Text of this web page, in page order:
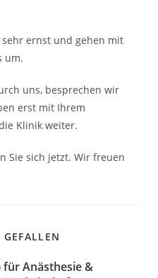
ernst und gehen mit
um.
uns, besprechen wir
erst mit Ihrem
Klinik weiter.
Sie sich jetzt. Wir freuen
Anästhesie &